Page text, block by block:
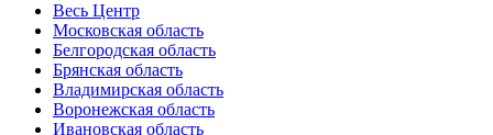
Весь Центр
Московская область
Белгородская область
Брянская область
Владимирская область
Воронежская область
Ивановская область